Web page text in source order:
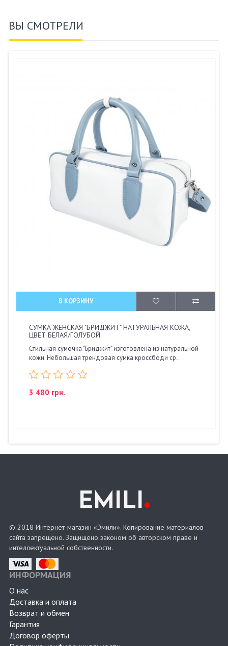
ВЫ СМОТРЕЛИ
В КОРЗИНУ
СУМКА ЖЕНСКАЯ "БРИДЖИТ" НАТУРАЛЬНАЯ КОЖА,
ЦВЕТ БЕЛАЯ/ГОЛУБОЙ
Стильная сумочка "Бриджит" изготовлена ​​из натуральной
кожи. Небольшая трендовая сумка кроссбоди ср..
3 480 грн.
EMILI.
© 2018 Интернет-магазин «Эмили». Копирование материалов
сайта запрещено. Защищено законом об авторском праве и
интеллектуальной собственности.
ИНФОРМАЦИЯ
О нас
Доставка и оплата
Возврат и обмен
Гарантия
Договор оферты